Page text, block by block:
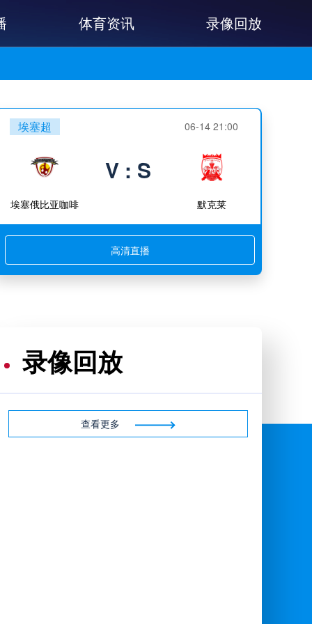
体育资讯 录像回放
埃塞超 06-14 21:00
埃塞俄比亚咖啡
V : S
默克莱
高清直播
录像回放
查看更多